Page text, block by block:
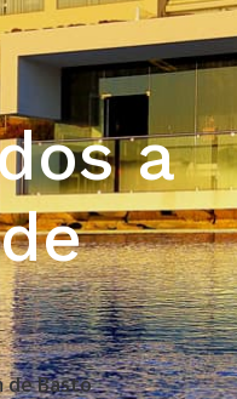
a
de Basto